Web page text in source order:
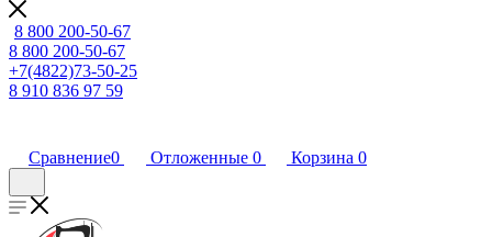
8 800 200-50-67
8 800 200-50-67
+7(4822)73-50-25
8 910 836 97 59
Сравнение0 Отложенные 0 Корзина 0